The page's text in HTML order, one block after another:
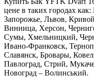
цене в таких городах
Запорожье, Львов,
Винница, Херсон,
Сумы, Хмельницкий,
Ивано-Франковск,
Славянск, Бровары,
Павлоград, Стрий,
Новоград – Волинський.